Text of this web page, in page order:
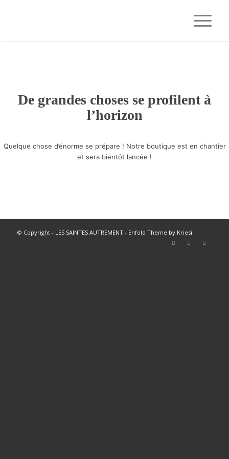
De grandes choses se profilent à
l’horizon
Quelque chose d’énorme se prépare ! Notre boutique est en chantier
et sera bientôt lancée !
© Copyright - LES SAINTES AUTREMENT- Enfold Theme by Kriesi